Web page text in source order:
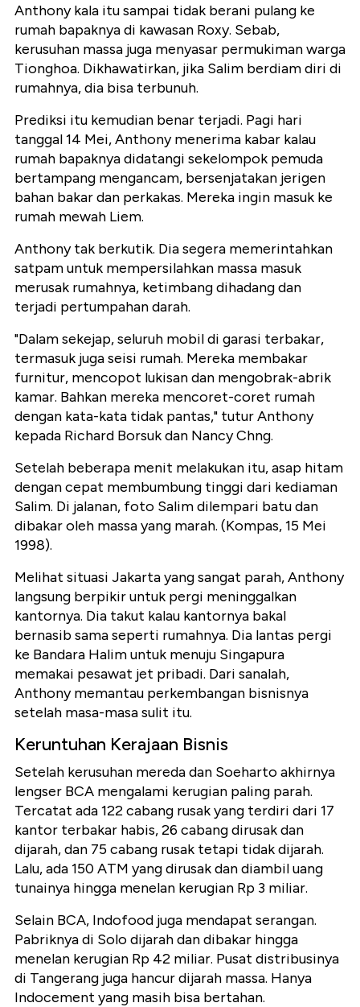
Anthony kala itu sampai tidak berani pulang ke
rumah bapaknya di kawasan Roxy. Sebab,
kerusuhan massa juga menyasar permukiman warga
Tionghoa. Dikhawatirkan, jika Salim berdiam diri di
rumahnya, dia bisa terbunuh.
Prediksi itu kemudian benar terjadi. Pagi hari
tanggal 14 Mei, Anthony menerima kabar kalau
rumah bapaknya didatangi sekelompok pemuda
bertampang mengancam, bersenjatakan jerigen
bahan bakar dan perkakas. Mereka ingin masuk ke
rumah mewah Liem.
Anthony tak berkutik. Dia segera memerintahkan
satpam untuk mempersilahkan massa masuk
merusak rumahnya, ketimbang dihadang dan
terjadi pertumpahan darah.
"Dalam sekejap, seluruh mobil di garasi terbakar,
termasuk juga seisi rumah. Mereka membakar
furnitur, mencopot lukisan dan mengobrak-abrik
kamar. Bahkan mereka mencoret-coret rumah
dengan kata-kata tidak pantas," tutur Anthony
kepada Richard Borsuk dan Nancy Chng.
Setelah beberapa menit melakukan itu, asap hitam
dengan cepat membumbung tinggi dari kediaman
Salim. Di jalanan, foto Salim dilempari batu dan
dibakar oleh massa yang marah. (Kompas, 15 Mei
1998).
Melihat situasi Jakarta yang sangat parah, Anthony
langsung berpikir untuk pergi meninggalkan
kantornya. Dia takut kalau kantornya bakal
bernasib sama seperti rumahnya. Dia lantas pergi
ke Bandara Halim untuk menuju Singapura
memakai pesawat jet pribadi. Dari sanalah,
Anthony memantau perkembangan bisnisnya
setelah masa-masa sulit itu.
Keruntuhan Kerajaan Bisnis
Setelah kerusuhan mereda dan Soeharto akhirnya
lengser BCA mengalami kerugian paling parah.
Tercatat ada 122 cabang rusak yang terdiri dari 17
kantor terbakar habis, 26 cabang dirusak dan
dijarah, dan 75 cabang rusak tetapi tidak dijarah.
Lalu, ada 150 ATM yang dirusak dan diambil uang
tunainya hingga menelan kerugian Rp 3 miliar.
Selain BCA, Indofood juga mendapat serangan.
Pabriknya di Solo dijarah dan dibakar hingga
menelan kerugian Rp 42 miliar. Pusat distribusinya
di Tangerang juga hancur dijarah massa. Hanya
Indocement yang masih bisa bertahan.